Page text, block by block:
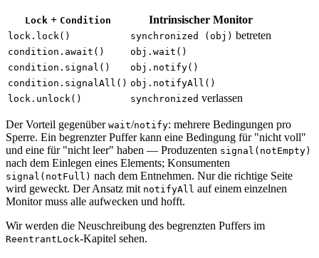
Lock+ Condition Intrinsischer Monitor
lock.lock() synchronized (obj) betreten
condition.await()
obj.wait()
condition.signal()
obj.notify()
condition.signalAll() obj.notifyAll()
lock.unlock()
synchronized verlassen
Der Vorteil gegenüber wait/notify: mehrere Bedingungen pro
Sperre. Ein begrenzter Puffer kann eine Bedingung für "nicht voll"
und eine für "nicht leer" haben — Produzenten signal(notEmpty)
nach dem Einlegen eines Elements; Konsumenten
signal(notFull) nach dem Entnehmen. Nur die richtige Seite
wird geweckt. Der Ansatz mit notifyAll auf einem einzelnen
Monitor muss alle aufwecken und hofft.
Wir werden die Neuschreibung des begrenzten Puffers im
ReentrantLock-Kapitel sehen.